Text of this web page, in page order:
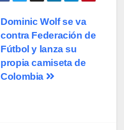
Dominic Wolf se va
contra Federación de
Fútbol y lanza su
propia camiseta de
Colombia